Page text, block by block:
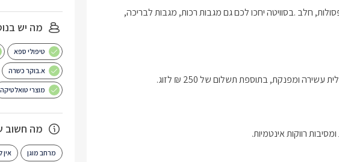
ומפנקת, בתוספת תשלום של 250 ₪ לזוג.
מה יש
טיפולי ספא
א.בוקר כשרה
מוצרי טואלטיקה
מה חשוב
מרחב מוגן אין